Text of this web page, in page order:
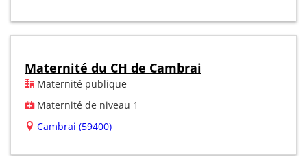
Maternité du CH de Cambrai
Maternité publique
Maternité de niveau 1
Cambrai (59400)